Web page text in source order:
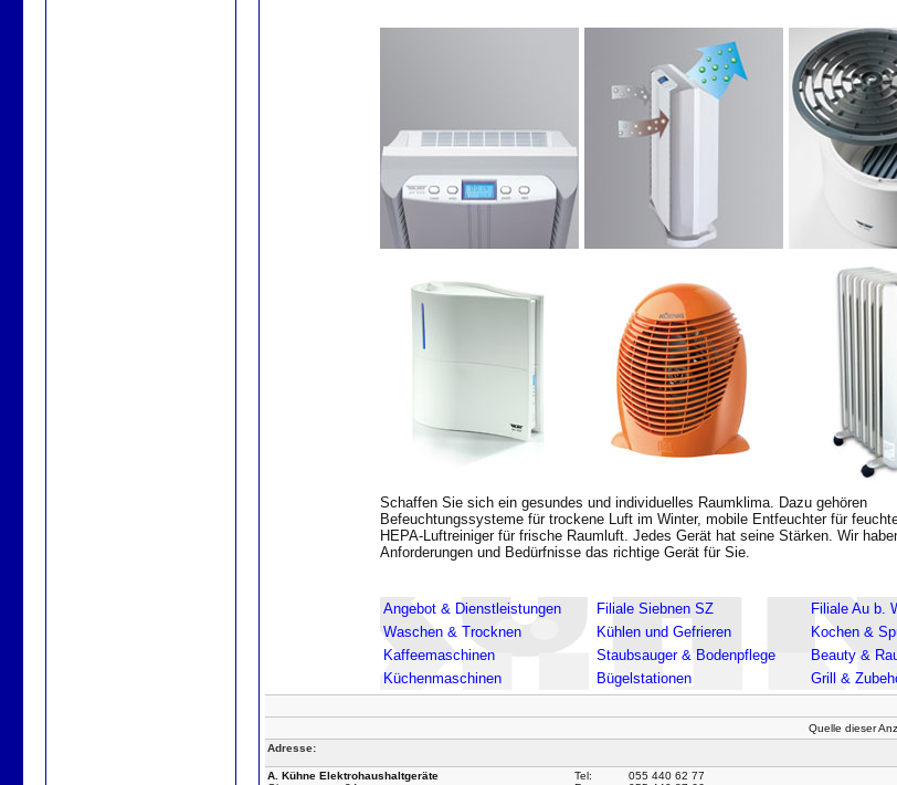
Schaffen Sie sich ein gesundes und individuelles Raumklima. Dazu gehören
Befeuchtungssysteme für trockene Luft im Winter, mobile Entfeuchter für
HEPA-Luftreiniger für frische Raumluft. Jedes Gerät hat seine Stärken. Wir
Anforderungen und Bedürfnisse das richtige Gerät für Sie.
Angebot & Dienstleistungen Filiale Siebnen SZ
Filiale Au b.
Waschen & Trocknen
Kühlen und Gefrieren
Kochen &
Kaffeemaschinen
Staubsauger & Bodenpflege
Beauty &
Küchenmaschinen
Bügelstationen Grill &
Quelle dieser
Adresse:
A. Kühne Elektrohaushaltgeräte
Tel:
055 440 62 77